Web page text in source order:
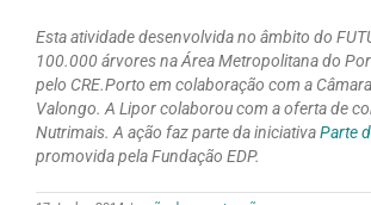
Esta atividade desenvolvida no âmbito do
100.000 árvores na Área Metropolitana do
pelo CRE.Porto em colaboração com a
Valongo. A Lipor colaborou com a oferta de
Nutrimais. A ação faz parte da iniciativaParte
promovida pela Fundação EDP.